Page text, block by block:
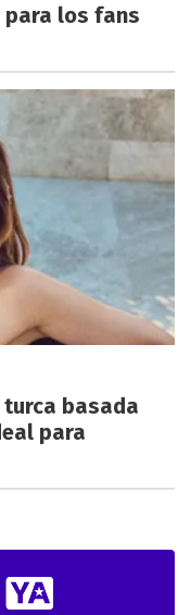
los fans
turca basada
para